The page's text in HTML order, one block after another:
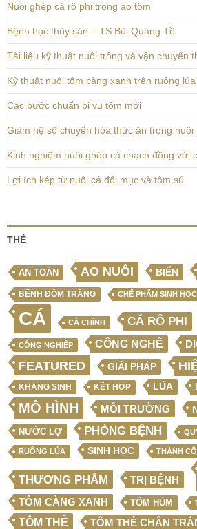
Nuôi ghép cá rô phi trong ao tôm
Bệnh học thủy sản – TS Bùi Quang Tề
Tài liệu kỹ thuật nuôi trông và vận chuyển
Kỹ thuật nuôi tôm càng xanh trên ruộng lúa
Các bước chuẩn bị vụ tôm mới
Giảm hệ số chuyển hóa thức ăn trong nuôi
Kinh nghiệm nuôi ghép cá chạch đồng với
Lợi ích kép từ nuôi cá đối mục và tôm sú
THẺ
AN TOÀN AO NUÔI BIỂN
BỆNH ĐỐM TRẮNG CHẾ PHẨM SINH HỌC
CÁ CÁ CHÌNH CÁ RÔ PHI
CÔNG NGHIỆP CÔNG NGHỆ
FEATURED GIẢI PHÁP
KHÁNG SINH KẾT HỢP LÚA
MÔ HÌNH MÔI TRƯỜNG
NƯỚC LỢ PHÒNG BỆNH
RUỘNG LÚA SINH HỌC THÀNH
THƯƠNG PHẨM TRỊ BỆNH
TÔM CÀNG XANH TÔM HÙM
TÔM THẺ TÔM THẺ CHÂN